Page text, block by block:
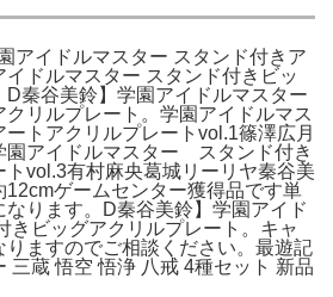
アイドルマスター スタンド付きア
ドルマスター スタンド付きビッ
D秦谷美鈴】学園アイドルマスター
クリルプレート。学園アイドルマス
トアクリルプレートvol.1篠澤広月
園アイドルマスター スタンド付き
vol.3有村麻央葛城リーリヤ秦谷美
ゲームセンター獲得品です単
ります。D秦谷美鈴】学園アイド
きビッグアクリルプレート。キャ
りますのでご相談ください。最遊記
三蔵 悟空 悟浄 八戒 4種セット 新品